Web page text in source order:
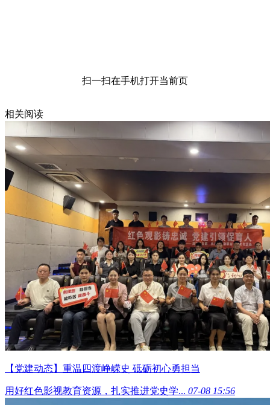
扫一扫在手机打开当前页
相关阅读
【党建动态】重温四渡峥嵘史 砥砺初心勇担当
用好红色影视教育资源，扎实推进党史学... 07-08 15:56